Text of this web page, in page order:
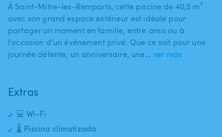
À Saint-Mitre-les-Remparts​,​ cette piscine de 40​,​5 m²
avec son grand espace extérieur est idéale pour
partager un moment en famille​,​ entre amis ou à
l’occasion d’un événement privé. Que ce soit pour une
journée détente​,​ un anniversaire​,​ une… ver más
Extras
💻 Wi-Fi
🌡️ Piscina climatizada